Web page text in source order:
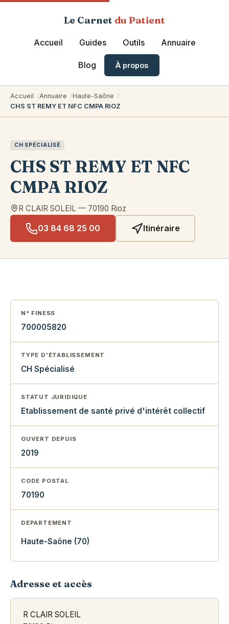
Le Carnet du Patient
Accueil Guides Outils Annuaire
Blog À propos
Accueil Annuaire
Haute-Saône
CHS ST REMY ET NFC CMPA RIOZ
CH SPÉCIALISÉ
CHS ST REMY ET NFC
CMPA RIOZ
R CLAIR SOLEIL — 70190 Rioz
03 84 68 25 00 Itinéraire
N° FINESS
700005820
TYPE D'ÉTABLISSEMENT
CH Spécialisé
STATUT JURIDIQUE
Etablissement de santé privé d'intérêt collectif
OUVERT DEPUIS
2019
CODE POSTAL
70190
DÉPARTEMENT
Haute-Saône (70)
Adresse et accès
R CLAIR SOLEIL